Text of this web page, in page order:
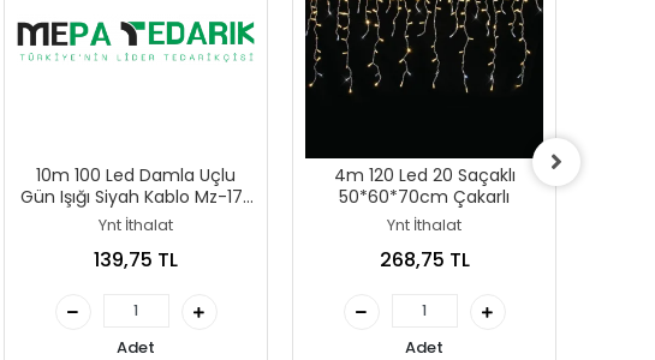
10m 100 Led Damla Uçlu
Gün Işığı Siyah Kablo Mz-17-
3
Ynt İthalat
139,75 TL
Adet
4m 120 Led 20 Saçaklı
50*60*70cm Çakarlı
Ynt İthalat
268,75 TL
Adet